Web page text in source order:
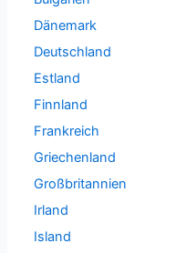
Dänemark
Deutschland
Estland
Finnland
Frankreich
Griechenland
Großbritannien
Irland
Island